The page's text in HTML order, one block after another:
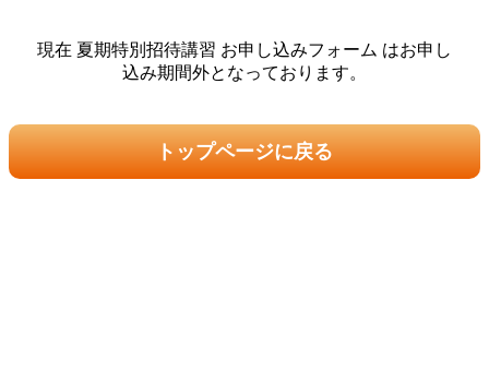
現在 夏期特別招待講習 お申し込みフォーム はお申し
込み期間外となっております。
トップページに戻る